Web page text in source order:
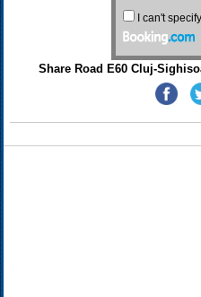
Share Road E60 Cluj-